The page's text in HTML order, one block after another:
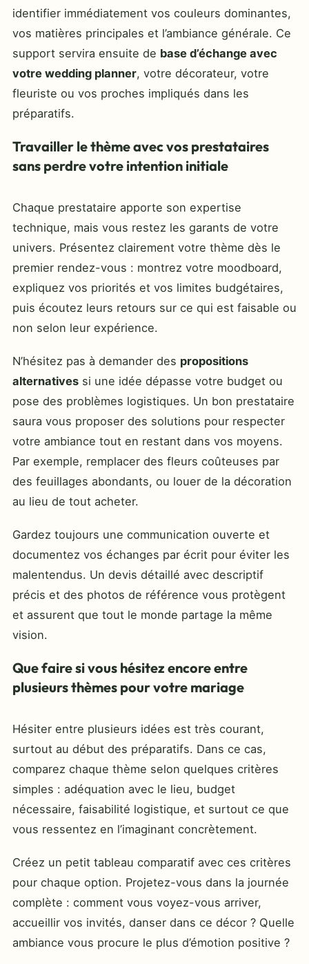
identifier immédiatement vos couleurs dominantes,
vos matières principales et l’ambiance générale. Ce
support servira ensuite de base d’échange avec
votre wedding planner, votre décorateur, votre
fleuriste ou vos proches impliqués dans les
préparatifs.
Travailler le thème avec vos prestataires
sans perdre votre intention initiale
Chaque prestataire apporte son expertise
technique, mais vous restez les garants de votre
univers. Présentez clairement votre thème dès le
premier rendez-vous : montrez votre moodboard,
expliquez vos priorités et vos limites budgétaires,
puis écoutez leurs retours sur ce qui est faisable ou
non selon leur expérience.
N’hésitez pas à demander des propositions
alternatives si une idée dépasse votre budget ou
pose des problèmes logistiques. Un bon prestataire
saura vous proposer des solutions pour respecter
votre ambiance tout en restant dans vos moyens.
Par exemple, remplacer des fleurs coûteuses par
des feuillages abondants, ou louer de la décoration
au lieu de tout acheter.
Gardez toujours une communication ouverte et
documentez vos échanges par écrit pour éviter les
malentendus. Un devis détaillé avec descriptif
précis et des photos de référence vous protègent
et assurent que tout le monde partage la même
vision.
Que faire si vous hésitez encore entre
plusieurs thèmes pour votre mariage
Hésiter entre plusieurs idées est très courant,
surtout au début des préparatifs. Dans ce cas,
comparez chaque thème selon quelques critères
simples : adéquation avec le lieu, budget
nécessaire, faisabilité logistique, et surtout ce que
vous ressentez en l’imaginant concrètement.
Créez un petit tableau comparatif avec ces critères
pour chaque option. Projetez-vous dans la journée
complète : comment vous voyez-vous arriver,
accueillir vos invités, danser dans ce décor ? Quelle
ambiance vous procure le plus d’émotion positive ?